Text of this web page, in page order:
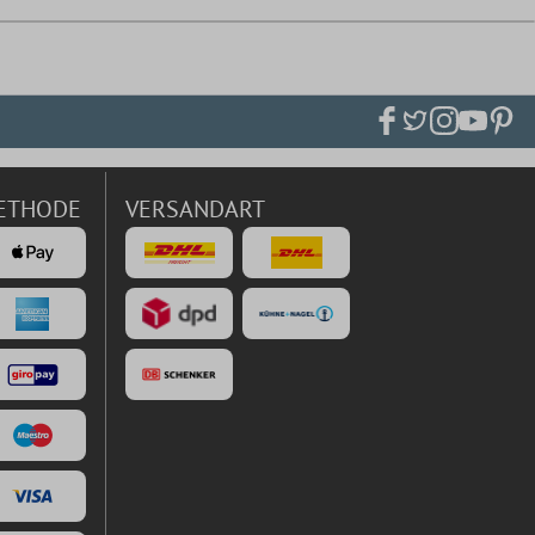
VERSANDART